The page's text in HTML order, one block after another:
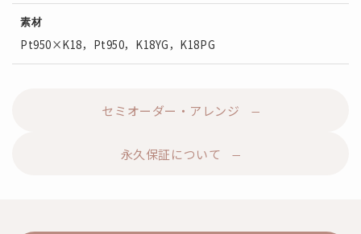
素材
Pt950×K18，Pt950，K18YG，K18PG
セミオーダー・アレンジ
永久保証について